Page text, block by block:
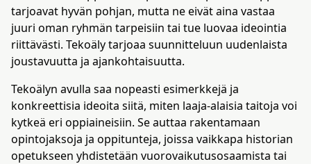
tarjoavat hyvän pohjan, mutta ne eivät aina vastaa
juuri oman ryhmän tarpeisiin tai tue luovaa ideointia
riittävästi. Tekoäly tarjoaa suunnitteluun uudenlaista
joustavuutta ja ajankohtaisuutta.
Tekoälyn avulla saa nopeasti esimerkkejä ja
konkreettisia ideoita siitä, miten laaja-alaisia taitoja voi
kytkeä eri oppiaineisiin. Se auttaa rakentamaan
opintojaksoja ja oppitunteja, joissa vaikkapa historian
opetukseen yhdistetään vuorovaikutusosaamista tai